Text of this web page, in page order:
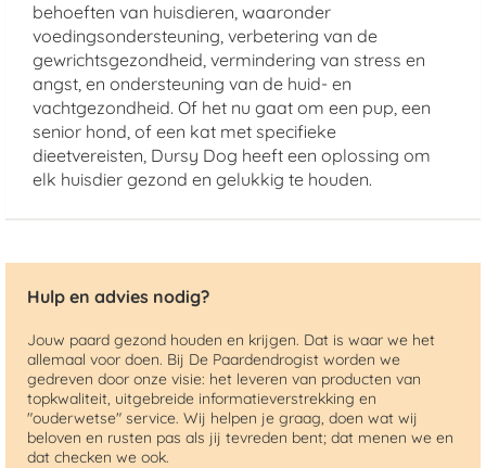
behoeften van huisdieren, waaronder
voedingsondersteuning, verbetering van de
gewrichtsgezondheid, vermindering van stress en
angst, en ondersteuning van de huid- en
vachtgezondheid. Of het nu gaat om een pup, een
senior hond, of een kat met specifieke
dieetvereisten, Dursy Dog heeft een oplossing om
elk huisdier gezond en gelukkig te houden.
Hulp en advies nodig?
Jouw paard gezond houden en krijgen. Dat is waar we het
allemaal voor doen. Bij De Paardendrogist worden we
gedreven door onze visie: het leveren van producten van
topkwaliteit, uitgebreide informatieverstrekking en
"ouderwetse" service. Wij helpen je graag, doen wat wij
beloven en rusten pas als jij tevreden bent; dat menen we en
dat checken we ook.